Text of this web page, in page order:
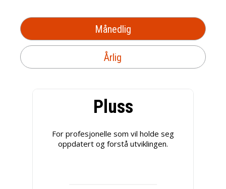
Månedlig
Årlig
Pluss
For profesjonelle som vil holde seg
oppdatert og forstå utviklingen.